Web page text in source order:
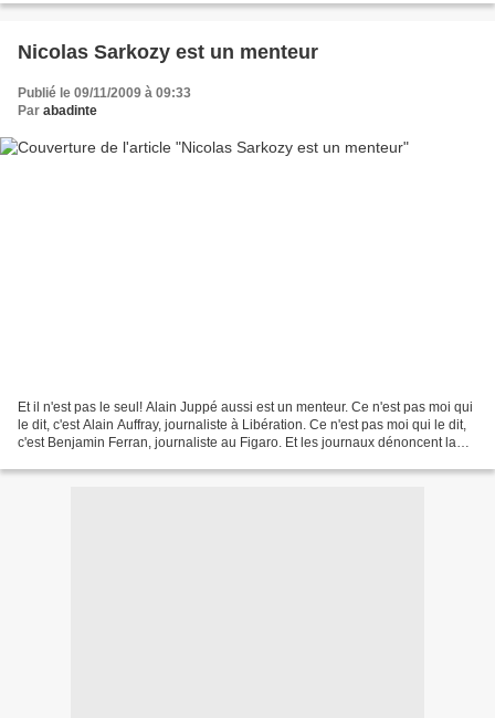
Nicolas Sarkozy est un menteur
Publié le 09/11/2009 à 09:33
Par abadinte
Et il n'est pas le seul! Alain Juppé aussi est un menteur. Ce n'est pas moi qui
le dit, c'est Alain Auffray, journaliste à Libération. Ce n'est pas moi qui le dit,
c'est Benjamin Ferran, journaliste au Figaro. Et les journaux dénoncent la